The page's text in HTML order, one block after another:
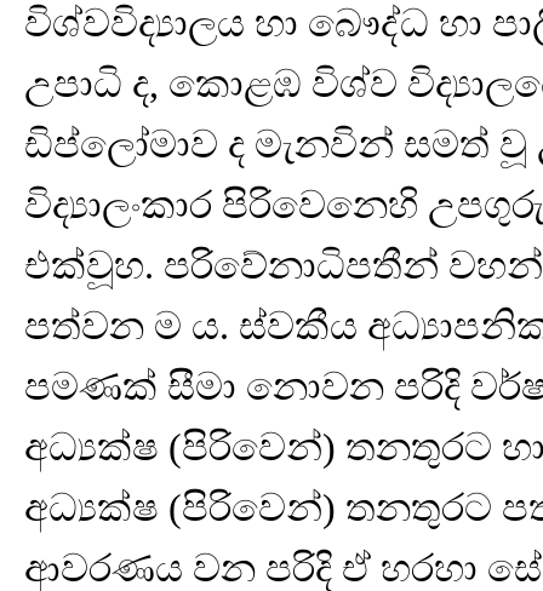
විශ්වවිද්‍යාලය හා බෞද්ධ හා
උපාධි ද, කොළඹ විශ්ව
ඩිප්ලෝමාව ද මැනවින් සමත්
විද්‍යාලංකාර පිරිවෙනෙහි
එක්වූහ. පරිවේනාධිපතීන්
පත්වන ම ය. ස්වකීය
පමණක් සීමා නොවන පරිදි වර්ෂ
අධ්‍යක්ෂ (පිරිවෙන්) තනතුරට
අධ්‍යක්ෂ (පිරිවෙන්) තනතුරට
ආවරණය වන පරිදි ඒ හරහා